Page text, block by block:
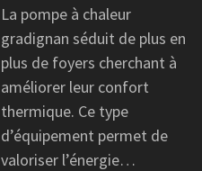
La pompe à chaleur
gradignan séduit de plus en
plus de foyers cherchant à
améliorer leur confort
thermique. Ce type
d’équipement permet de
valoriser l’énergie…